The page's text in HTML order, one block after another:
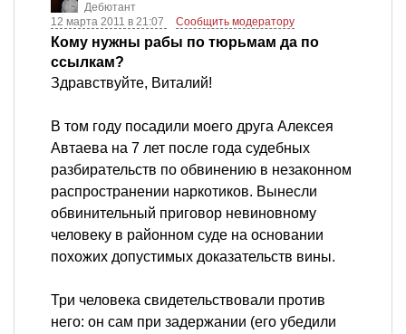
Дебютант
12 марта 2011 в 21:07
Сообщить модератору
Кому нужны рабы по тюрьмам да по
ссылкам?
Здравствуйте, Виталий!
В том году посадили моего друга Алексея
Автаева на 7 лет после года судебных
разбирательств по обвинению в незаконном
распространении наркотиков. Вынесли
обвинительный приговор невиновному
человеку в районном суде на основании
похожих допустимых доказательств вины.
Три человека свидетельствовали против
него: он сам при задержании (его убедили